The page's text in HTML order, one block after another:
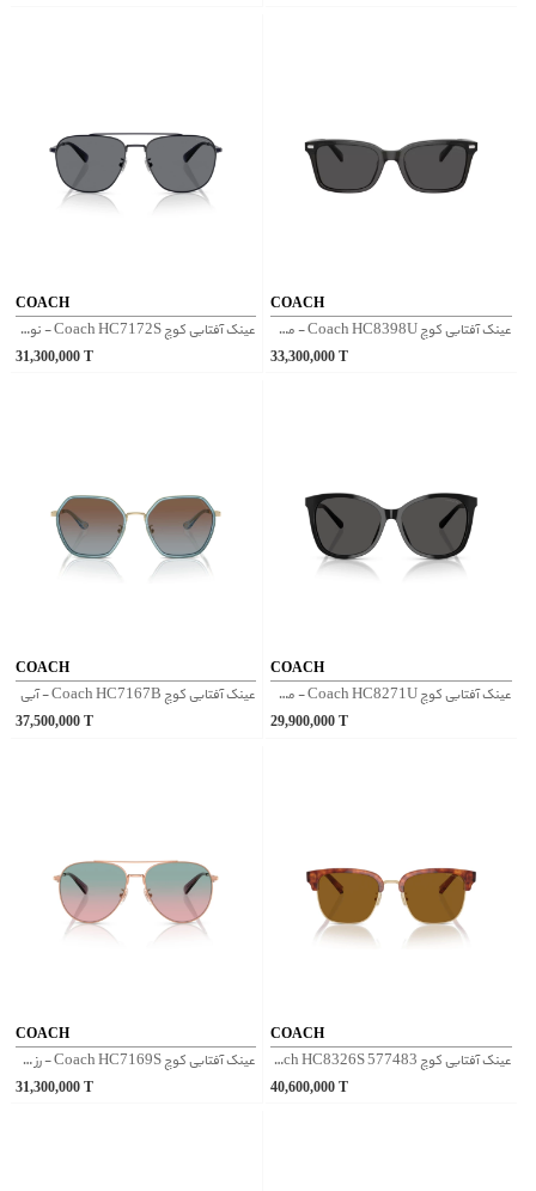
COACH
عینک آفتابی کوچ Coach HC7172S - نوک مدادی
31,300,000T
COACH
عینک آفتابی کوچ Coach HC8398U - مشکی
33,300,000 T
COACH
عینک آفتابی کوچ Coach HC7167B - آبی
37,500,000T
COACH
عینک آفتابی کوچ Coach HC8271U - مشکی
29,900,000 T
COACH
عینک آفتابی کوچ Coach HC7169S - رز گلد
31,300,000T
COACH
عینک آفتابی کوچ Coach HC8326S 577483 - پلنگی
40,600,000 T